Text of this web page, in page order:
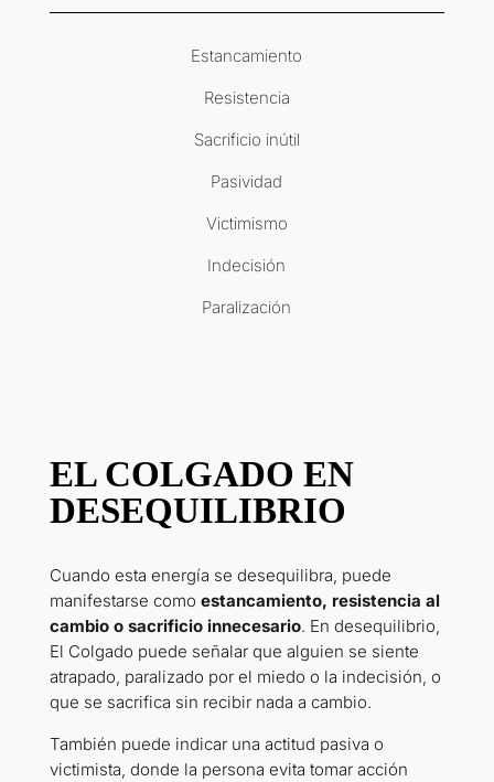
Estancamiento
Resistencia
Sacrificio inútil
Pasividad
Victimismo
Indecisión
Paralización
EL COLGADO EN
DESEQUILIBRIO
Cuando esta energía se desequilibra, puede
manifestarse como estancamiento, resistencia al
cambio o sacrificio innecesario. En desequilibrio,
El Colgado puede señalar que alguien se siente
atrapado, paralizado por el miedo o la indecisión, o
que se sacrifica sin recibir nada a cambio.
También puede indicar una actitud pasiva o
victimista, donde la persona evita tomar acción